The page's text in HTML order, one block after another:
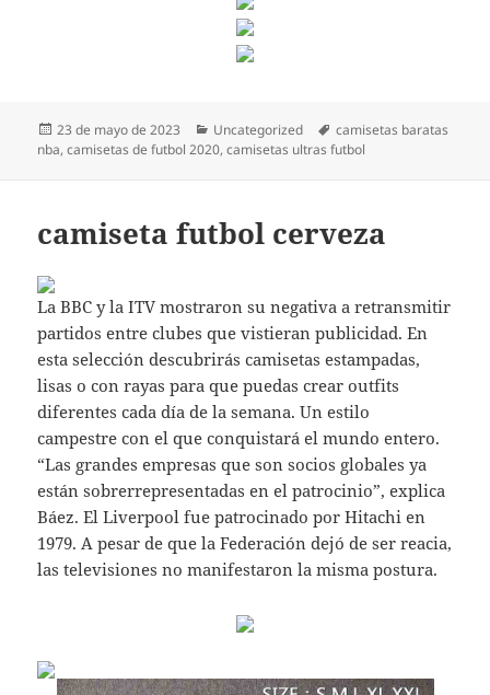
Publicado
el
23 de mayo de 2023 Categorías
Uncategorized Etiquetas
camisetas baratas
nba,camisetas de futbol 2020,camisetas ultras futbol
camiseta futbol cerveza
La BBC y la ITV mostraron su negativa a retransmitir
partidos entre clubes que vistieran publicidad. En
esta selección descubrirás camisetas estampadas,
lisas o con rayas para que puedas crear outfits
diferentes cada día de la semana. Un estilo
campestre con el que conquistará el mundo entero.
“Las grandes empresas que son socios globales ya
están sobrerrepresentadas en el patrocinio”, explica
Báez. El Liverpool fue patrocinado por Hitachi en
1979. A pesar de que la Federación dejó de ser reacia,
las televisiones no manifestaron la misma postura.